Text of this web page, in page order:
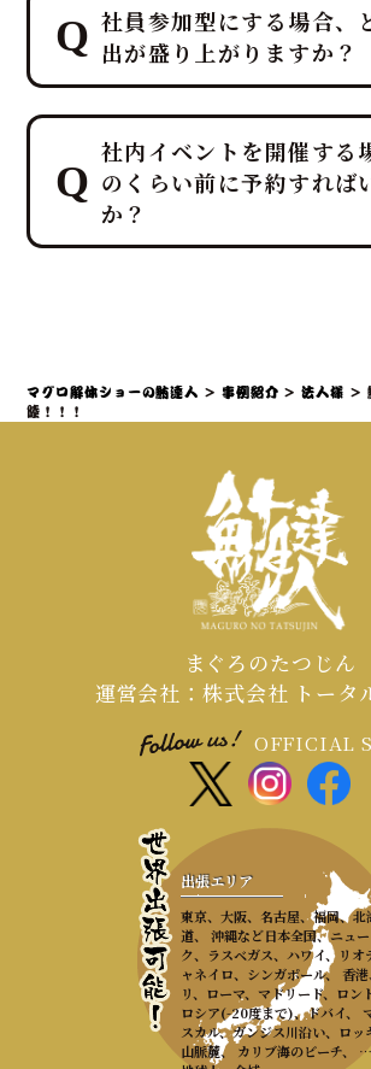
さい！ 幹事様や会場スタ
間は最小限に抑え、イベン
ていただける万全のサポー
みます。
ホテルレベルのおもてなし
トにしており、企画・演出
く、設営から撤収まで全て
ていただきます。
社員参加型にする場合、
出が盛り上がりますか？
プロのMCと、効果的な
一体感のあるエンタメショ
大迫力の40キロ以上の「
ョー」や新鮮な部位の「最
験」レポートなどを通じて
社内イベントを開催する
のくらい前に予約すれば
か？
特に、大規模なイベントや
～4月頃）は、職人やマグ
会場の調整が集中するため
ご連絡が必須となります。
マグロ解体ショーの鮪達人 > 事例紹介 >法人様 >
陸！！！
まぐろのたつじん
運営会社：株式会社 トータ
OFFICIAL
出張エリア
東京、大阪、名古屋、福岡、北
道、 沖縄など日本全国、ニュ
ク、ラスベガス、ハワイ、リオ
ャネイロ、シンガポール、 香
リ、ローマ、マドリード、ロン
ロシア(-20度まで)、ドバイ、
スカル、ガンジス川沿い、ロッ
山脈麓、 カリブ海のビーチ